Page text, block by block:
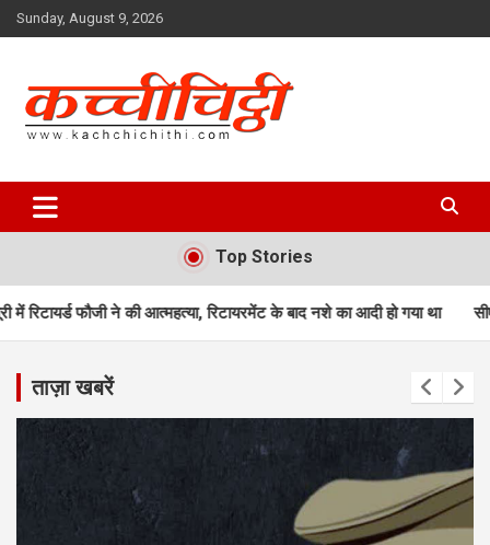
Skip
to
Sunday, August 9, 2026
Kachchichithi
Top Stories
ने की आत्महत्या, रिटायरमेंट के बाद नशे का आदी हो गया था सीएम धामी करेंगे
ताज़ा खबरें